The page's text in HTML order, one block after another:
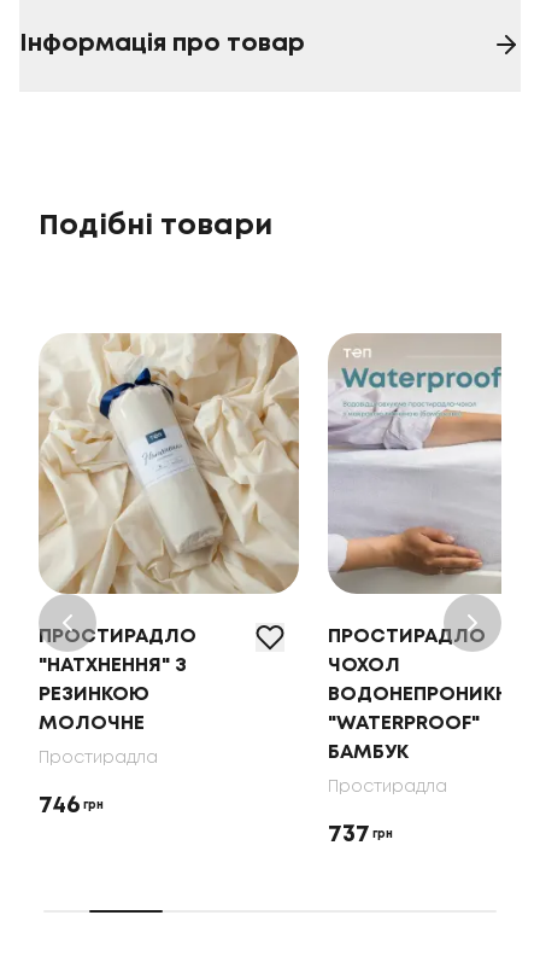
Інформація про товар
Подібні товари
ПРОСТИРАДЛО
"НАТХНЕННЯ" З
РЕЗИНКОЮ
МОЛОЧНЕ
Простирадла
746 грн
ПРОСТИРАДЛО
ЧОХОЛ
ВОДОНЕПРОНИКНИЙ
"WATERPROOF"
БАМБУК
Простирадла
737 грн